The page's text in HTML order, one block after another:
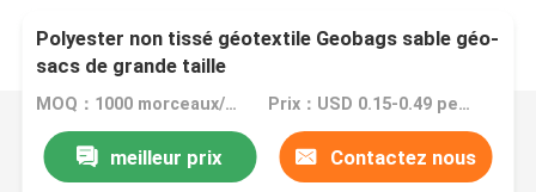
Polyester non tissé géotextile Geobags sable géo-
sacs de grande taille
MOQ：1000 morceaux/morceaux Prix：USD 0.15-0.49 per piece
meilleur prix Contactez nous